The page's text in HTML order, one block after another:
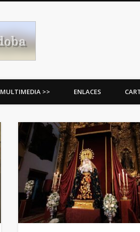
MULTIMEDIA >> ENLACES